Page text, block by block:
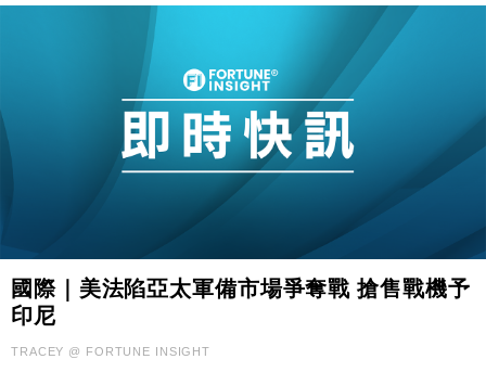
國際｜美法陷亞太軍備市場爭奪戰 搶售戰機予
印尼
TRACEY @ FORTUNE INSIGHT